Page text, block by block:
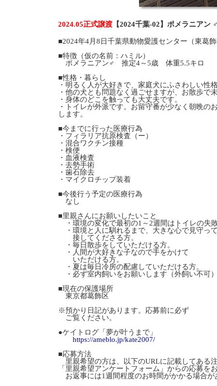
2024.05正式譲渡 【2024千葉-02】ポメラニア
■2024年4月8日千葉県動物愛護センター（東葛
■特徴（仮の名前：ハミル）
ポメラニアン♂ 推定4～5歳 体重5.5キロ
■性格・暮らし
・明るく人が大好きで、家庭犬にふさわしい性
・他の犬とも問題なく過ごせますが、お散歩で
・身体のどこを触っても大丈夫です。
・トイレが外派です。お留守番が少なく朝晩
します。
■今までに行った医療行為
・フィラリア抗原検査（ー）
・混合ワクチン接種
・検便
・血液検査
・去勢手術
・歯石除去
・マイクロチップ装着
■今後行う予定の医療行為
なし
■里親さんにお願いしたいこと
・環境の変化で最初の1～2週間はトイレの失
・環境と人に馴れるまで、大きな心で見守っ
接してくださる方。
・毎日散歩をしていただける方。
・人間が大好きな子なので手をかけて
いただける方。
・夏は毎日冷房の配慮していただける方。
・必ず室内飼いをお願いします（外飼い不可
■現在の保護場所
東京都葛飾区
※預かり日記があります。応募前に必ず
ご覧ください。
●ケイトログ「夢が叶うまで」
https://ameblo.jp/kate2007/
■応募方法
里親希望の方は、以下のURLに記載してある
「里親希望アンケートフォーム」からの応募を
お返事には1週間程度のお時間がかかる場合